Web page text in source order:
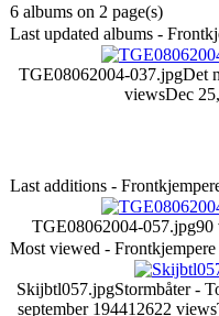
6 albums on 2 page(s)
Last updated albums -
TGE08062004-037.jpgDet
viewsDec
Last additions -
TGE08062004-057.jpg90
Most viewed -
Skijbtl057.jpgStormbåter -
september 194412622 views